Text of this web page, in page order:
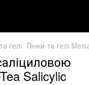
гелі Пінки та гелі
Salicylic